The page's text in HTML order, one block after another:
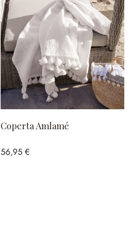
Coperta Amlamé
56,95 €